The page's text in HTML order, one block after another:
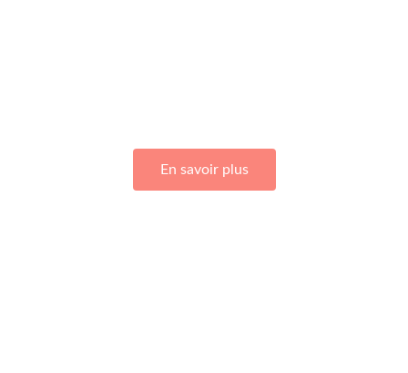
En savoir plus